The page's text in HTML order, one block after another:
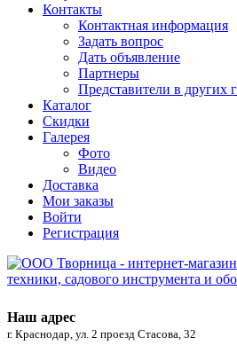
Контакты
Контактная информация
Задать вопрос
Дать объявление
Партнеры
Представители в других
Каталог
Скидки
Галерея
Фото
Видео
Доставка
Мои заказы
Войти
Регистрация
Наш адрес
г. Краснодар, ул. 2 проезд Стасова, 32